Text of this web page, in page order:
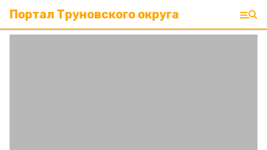
Портал Труновского округа